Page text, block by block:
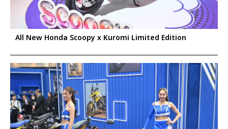
All New Honda Scoopy x Kuromi Limited Edition